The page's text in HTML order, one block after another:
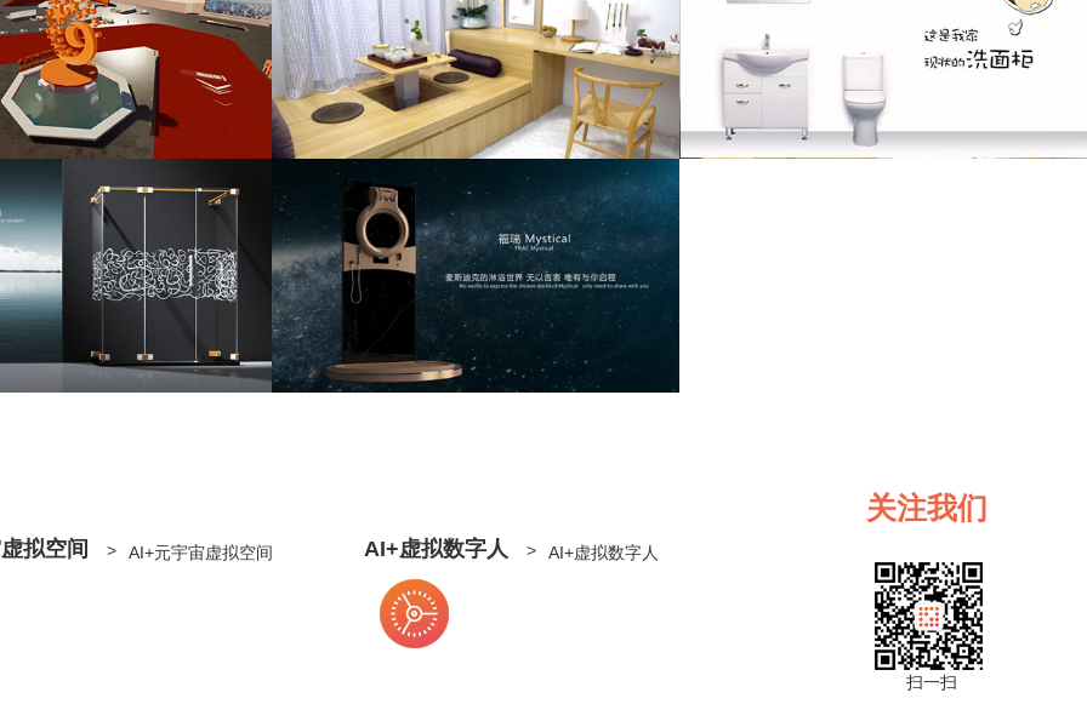
拟空间 > AI+元宇宙虚拟空间 AI+虚拟数字人 > AI+虚拟数字人
关注我们
扫一扫